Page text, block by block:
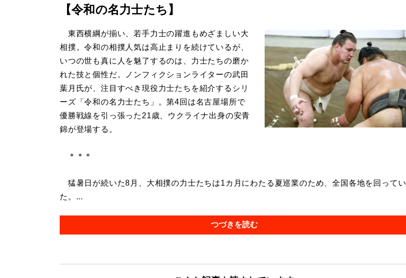
【令和の名力士たち】
東西横綱が揃い、若手力士の躍進もめざましい大
相撲。令和の相撲人気は高止まりを続けているが、
いつの世も真に人を魅了するのは、力士たちの磨か
れた技と個性だ。ノンフィクションライターの武田
葉月氏が、注目すべき現役力士たちを紹介するシリ
ーズ「令和の名力士たち」。第4回は名古屋場所で
優勝戦線を引っ張った21歳、ウクライナ出身の安青
錦が登場する。
＊＊＊
猛暑日が続いた8月、大相撲の力士たちは1カ月にわたる夏巡業のため、全国各地を回ってい
た。...
つづきを読む